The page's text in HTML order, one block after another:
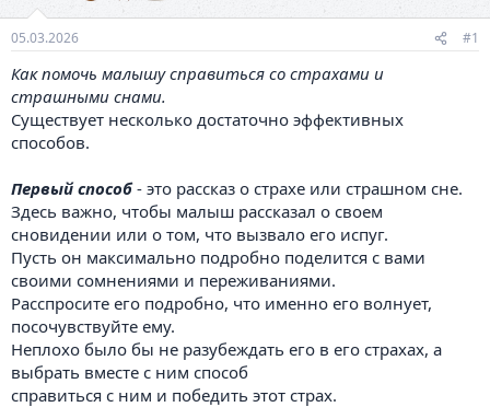
05.03.2026 #1
Как помочь малышу справиться со страхами и
страшными снами.
Существует несколько достаточно эффективных
способов.
Первый способ- это рассказ о страхе или страшном сне.
Здесь важно, чтобы малыш рассказал о своем
сновидении или о том, что вызвало его испуг.
Пусть он максимально подробно поделится с вами
своими сомнениями и переживаниями.
Расспросите его подробно, что именно его волнует,
посочувствуйте ему.
Неплохо было бы не разубеждать его в его страхах, а
выбрать вместе с ним способ
справиться с ним и победить этот страх.